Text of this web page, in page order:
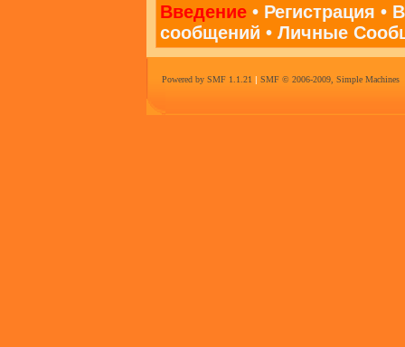
Введение • Регистрация •
сообщений • Личные
Powered by SMF 1.1.21 | SMF © 2006-2009, Simple Machines